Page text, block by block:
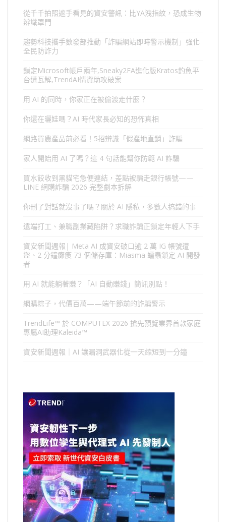
從千千拍照遮手看見的資安警訊：比YA洩指紋，恐成生物
辨識罩門
趨勢科技攜手數發部推動「詐騙網站即時警示機制」強化
全民防詐力
鎖定Microsoft帳戶兩年,Sneaky2FA進化版Kratos釣魚平
台遭瓦解,TrendAI情資助攻破案
用 AI 的同時，你家正在被偷渡走什麼？
你還在曬娃嗎？AI 時代家長必知的恐怖真相
網路買農產品前必看！5招辨識「假產地直銷」詐騙
家人開始用 AI 了嗎？這 4 句話能幫你防範 AI 詐騙
買水餃收到黑貓宅急便連結，差點被騙走銀行帳號——
LINE 網購詐騙 2026 完整劇本拆解
你刪了對話就沒事了嗎？關於 AI 隱私，多數人搞錯的事
遠端打工、兼職副業藏陷阱？求職詐騙正鎖定年輕人下手
資安新聞週報| Meta AI 成資安破口逾 2 萬 IG 帳號遭
盜、2 分鐘癱瘓 73 個儲存庫：Miasma 蠕蟲鎖定 AI 開發
者
用 AI 就能躺著賺？「AI 自動賺錢」簡訊別點！
網購粽子，代價百萬——端午節前的詐騙警示
TrendLife™ 於 COMPUTEX 2026 搶先預覽業界首款家庭
專屬AI助理Kaleida™
資安新聞週報｜AI 讓漏洞武器化從一天縮短到一分鐘